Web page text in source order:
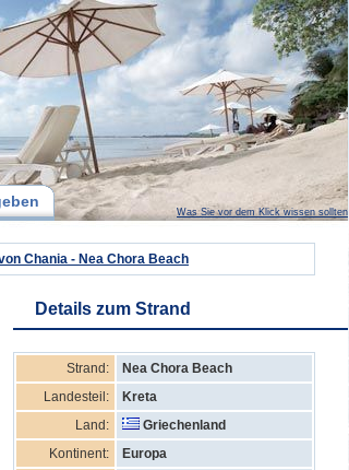
Was Sie vor dem Klick wissen sollten
Chania - Nea Chora Beach
Details zum Strand
Strand:
Nea Chora Beach
Landesteil:
Kreta
Land:
Griechenland
Kontinent:
Europa